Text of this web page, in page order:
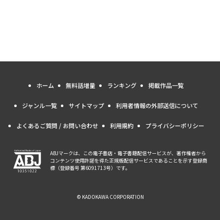
ホーム 無料話増量 ランキング 掲載作品一覧
ジャンル一覧 サイトマップ 利用者情報の外部送信について
よくあるご質問 / お問い合わせ 利用規約 プライバシーポリシー
ABJマークは、この電子書店・電子書籍配信サービスが、著作権者から
コンテンツ使用許諾を得た正規版配信サービスであることを示す登録商
標（登録番号 第6091713号）です。
© KADOKAWA CORPORATION